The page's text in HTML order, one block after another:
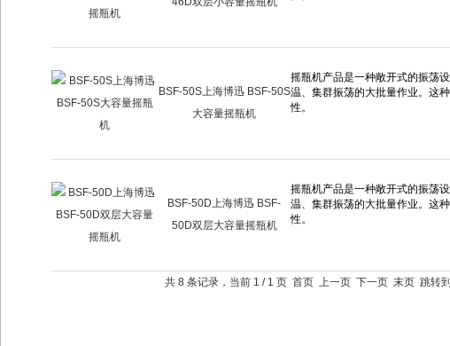
BSF-50S上海博迅 BSF-50S
大容量摇瓶机
BSF-50D上海博迅 BSF-
50D双层大容量摇瓶机
共 8 条记录，当前 1 / 1 页 首页 上一页 下一页 末页 跳转